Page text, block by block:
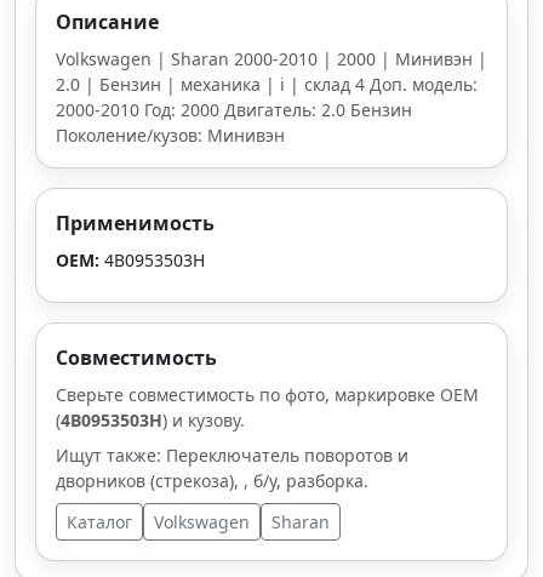
Описание
Volkswagen | Sharan 2000-2010 | 2000 | Минивэн |
2.0 | Бензин | механика | i | склад 4 Доп. модель:
2000-2010 Год: 2000 Двигатель: 2.0 Бензин
Поколение/кузов: Минивэн
Применимость
OEM: 4B0953503H
Совместимость
Сверьте совместимость по фото, маркировке OEM
(4B0953503H) и кузову.
Ищут также: Переключатель поворотов и
дворников (стрекоза), , б/у, разборка.
Каталог
Volkswagen Sharan